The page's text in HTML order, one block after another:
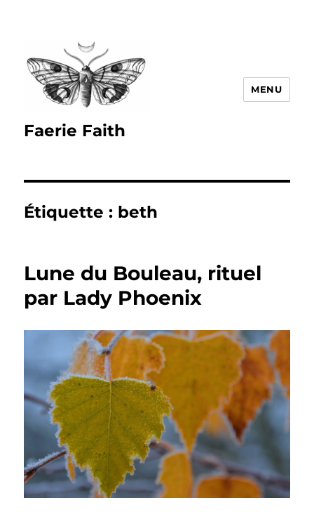
Faerie Faith
MENU
Étiquette : beth
Lune du Bouleau, rituel
par Lady Phoenix